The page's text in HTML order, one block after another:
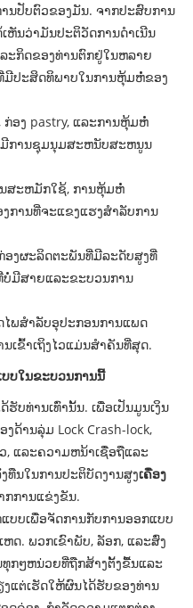
ນປັບຕົວຂອງມັນ. ຈາກປະສົບການ
ເຫັນວ່າມັນປະຕິວັດການດໍາເນີນ
ະກິດຂອງທ່ານຕົກຢູ່ໃນຫລາຍ
ມີປະສິດທິພາບໃນການຫຸ້ມຫໍ່ຂອງ
ກ່ອງ pastry, ແລະການຫຸ້ມຫໍ່
ການຊຸມນຸມສະຫນັບສະຫນູນ
ສະຫມັກໃຊ້, ການຫຸ້ມຫໍ່
ການທີ່ຈະແຂງແຮງສໍາລັບການ
ອງຜະລິດຕະພັນທີ່ມີລະດັບສູງທີ່
ບໍ່ມີສາຍແລະຂະບວນການ
ພສໍາລັບອຸປະກອນການແພດ
ເຂົ້າເຖິງໄວແມ່ນສໍາຄັນທີ່ສຸດ.
ບໃນຂະບວນການນີ້
ບທ່ານເທົ່ານັ້ນ. ເພື່ອເປັນມູນເງິນ
ດ້ານລຸ່ມ Lock Crash-lock,
, ແລະຄວາມຫນ້າເຊື່ອຖືແລະ
ທືນໃນການປະຕິບັດງານສູງເຄື່ອງ
ກການແຂ່ງຂັນ.
ບບເພື່ອຈັດການກັບການອອກແບບ
ດ. ພວກເຂົາພັບ, ລັອກ, ແລະສົ່ງ
ທຸກໆຫນ່ວຍທີ່ຖືກສ້າງຕັ້ງຂື້ນແລະ
ແຕ່ເຮັດໃຫ້ຜົນໄດ້ຮັບຂອງທ່ານ